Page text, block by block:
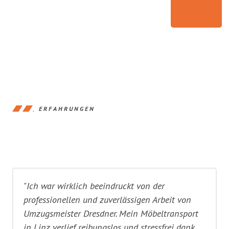
ERFAHRUNGEN
"Ich war wirklich beeindruckt von der
professionellen und zuverlässigen Arbeit von
Umzugsmeister Dresdner. Mein Möbeltransport